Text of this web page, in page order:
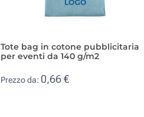
Tote bag in cotone pubblicitaria
per eventi da 140 g/m2
Prezzo da: 0,66 €